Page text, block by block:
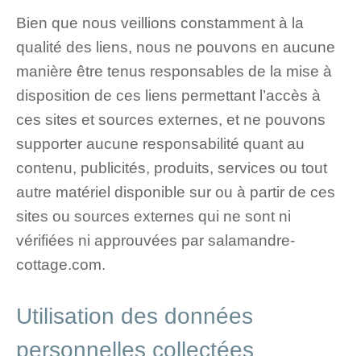
Bien que nous veillions constamment à la
qualité des liens, nous ne pouvons en aucune
manière être tenus responsables de la mise à
disposition de ces liens permettant l’accès à
ces sites et sources externes, et ne pouvons
supporter aucune responsabilité quant au
contenu, publicités, produits, services ou tout
autre matériel disponible sur ou à partir de ces
sites ou sources externes qui ne sont ni
vérifiées ni approuvées par salamandre-
cottage.com.
Utilisation des données
personnelles collectées